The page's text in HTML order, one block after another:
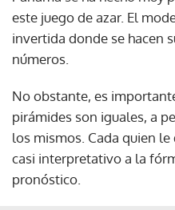
este juego de azar. El
invertida donde se hacen
números.
No obstante, es
pirámides son iguales, a
los mismos. Cada quien
casi interpretativo a la
pronóstico.